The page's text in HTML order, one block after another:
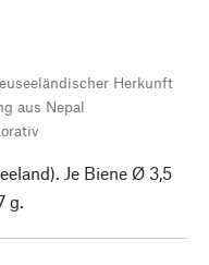
Herkunft
aus Nepal
Je Biene Ø 3,5
g.